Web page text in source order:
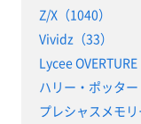
Z/X（1040）
Vividz（33）
Lycee OVERTURE
ハリー・ポッター
プレシャスメモリ